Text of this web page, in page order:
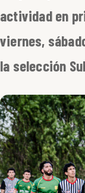
actividad en
viernes,
la selección